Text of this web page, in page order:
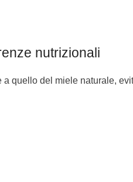
nutrizionali
quello del miele naturale,